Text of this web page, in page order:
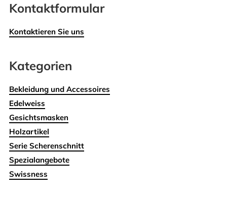
Kontaktformular
Kontaktieren Sie uns
Kategorien
Bekleidung und Accessoires
Edelweiss
Gesichtsmasken
Holzartikel
Serie Scherenschnitt
Spezialangebote
Swissness